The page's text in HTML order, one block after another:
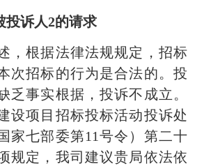
投诉人2的请求
根据法律法规规定，招标
次招标的行为是合法的。投
乏事实根据，投诉不成立。
设项目招标投标活动投诉处
家七部委第11号令）第二十
规定，我司建议贵局依法依